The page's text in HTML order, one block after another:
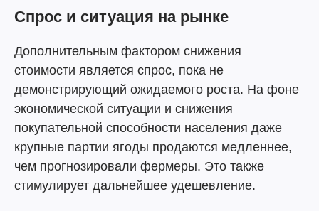
Спрос и ситуация на рынке
Дополнительным фактором снижения
стоимости является спрос, пока не
демонстрирующий ожидаемого роста. На фоне
экономической ситуации и снижения
покупательной способности населения даже
крупные партии ягоды продаются медленнее,
чем прогнозировали фермеры. Это также
стимулирует дальнейшее удешевление.